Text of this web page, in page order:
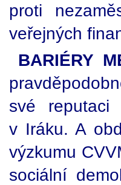
proti
veřejných
BARIÉRY
své reputaci
v Iráku. A
výzkumu
sociální